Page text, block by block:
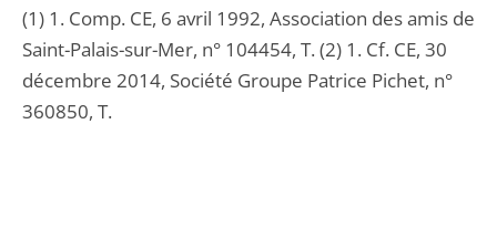
(1) 1. Comp. CE, 6 avril 1992, Association des amis de
Saint-Palais-sur-Mer, n° 104454, T. (2) 1. Cf. CE, 30
décembre 2014, Société Groupe Patrice Pichet, n°
360850, T.